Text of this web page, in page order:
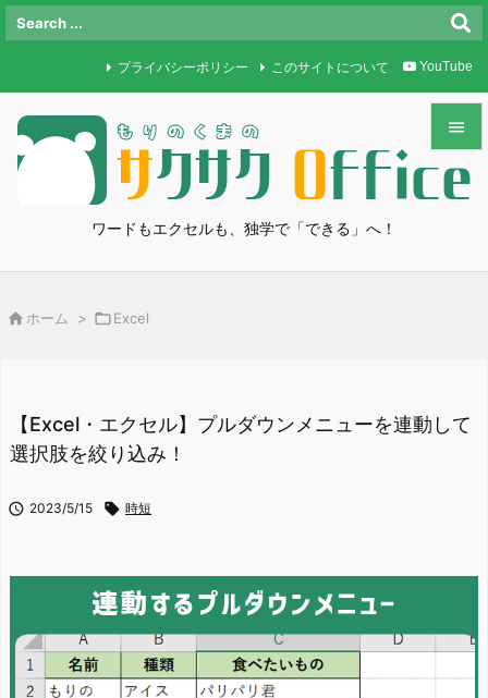
ワードもエクセルも、独学で「できる」へ！


メニュ
検索
プライバシーポリシー このサイトについて YouTube
 ホーム > Excel
【Excel・エクセル】プルダウンメニューを連動して
選択肢を絞り込み！
 2023/5/15  時短